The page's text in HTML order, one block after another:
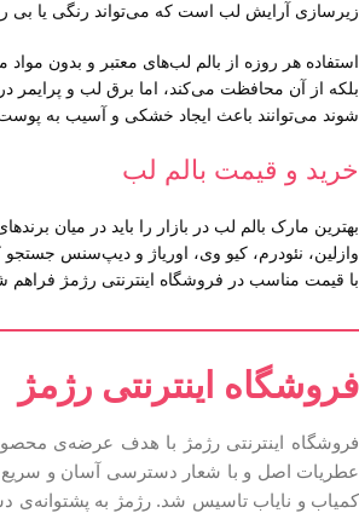
زیرسازی آرایش لب است که می‌تواند رنگی یا بی
استفاده هر روزه از بالم لب‌های معتبر و بدون
بلکه از آن محافظت می‌کند، اما برق لب و پرایمر
شوند می‌توانند باعث ایجاد خشکی و آسیب به پوست
خرید و قیمت بالم لب
بهترین مارک بالم لب در بازار را باید در میان
وازلین، نئودرم، کیو وی، اوریاژ و دیپ‌سنس
با قیمت مناسب در فروشگاه اینترنتی رژمژ فراهم
فروشگاه اینترنتی رژمژ​
فروشگاه اینترنتی رژمژ با هدف عرضه‌ی
عطریات اصل و با شعار دسترسی آسان و سریع
کمیاب و نایاب تاسیس شد. رژمژ به